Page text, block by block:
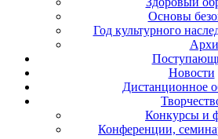
Основы
Год культурного
Новости
Дистанционное
Конкурсы и
Конференции,